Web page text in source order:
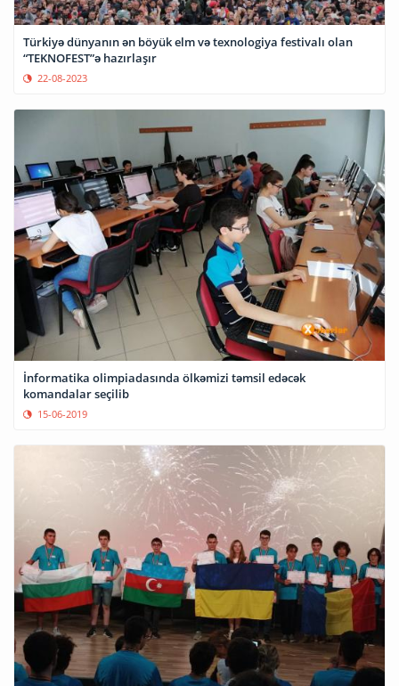
Türkiyə dünyanın ən böyük elm və texnologiya festivalı olan
“TEKNOFEST”ə hazırlaşır
22-08-2023
İnformatika olimpiadasında ölkəmizi təmsil edəcək
komandalar seçilib
15-06-2019